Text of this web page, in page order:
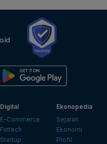
Digital
E-Commerce
Fintech
Startup
Ekonopedia
Sejarah
Ekonomi
Profil